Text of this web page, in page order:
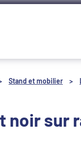
Stand et mobilier >
noir sur